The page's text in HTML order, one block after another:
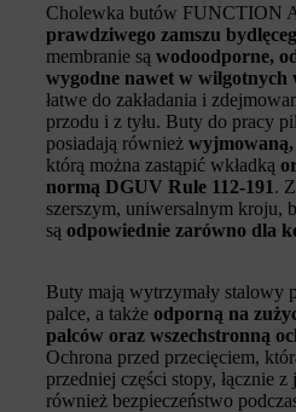
Cholewka butów FUNCTION
prawdziwego zamszu
membranie są wodoodporne,
wygodne nawet w wilgotnych
łatwe do zakładania i
przodu i z tyłu. Buty do pracy
posiadają również wyjmowaną,
którą można zastąpić wkładką
normą DGUV Rule 112-191.
szerszym, uniwersalnym
są odpowiednie zarówno dla
Buty mają wytrzymały stalowy
palce, a także odporną na
palców oraz wszechstronną
Ochrona przed przecięciem,
przedniej części stopy, łącznie
również bezpieczeństwo